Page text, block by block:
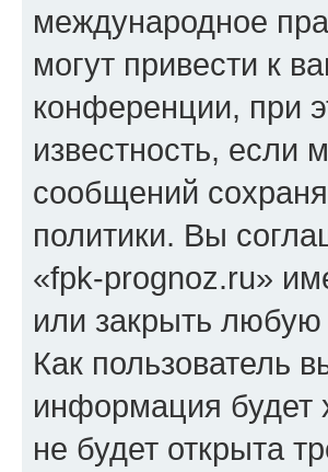
международное
могут привести к
конференции, при
известность, если
сообщений
политики. Вы
«fpk-prognoz.ru»
или закрыть
Как пользователь
информация будет
не будет открыта